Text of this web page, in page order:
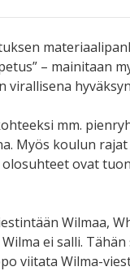
– mainitaan
virallisena
mm.
Myös koulun
ovat
Wilmaa,
ei salli. Tähän
viitata Wilma-